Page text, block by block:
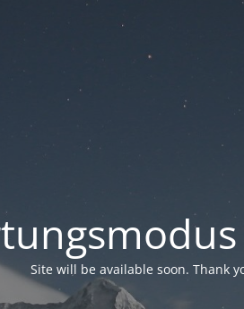
Site will be available soon. Thank